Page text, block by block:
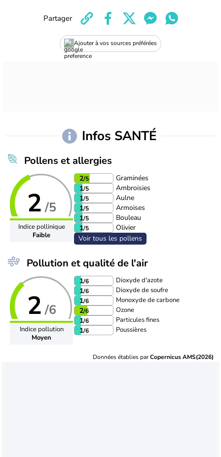
Ajouter à vos sources préférées
Partager
Infos SANTÉ
Pollens et allergies
2 /5
Indice pollinique
Faible
2/5
Graminées
1/5
Ambroisies
1/5
Aulne
1/5
Armoises
1/5
Bouleau
1/5
Olivier
Voir tous les pollens
Pollution et qualité de l'air
2 /6
Indice pollution
Moyen
1/6 Dioxyde d'azote
1/6 Dioxyde de soufre
1/6 Monoxyde de carbone
2/6 Ozone
1/6 Particules fines
1/6 Poussières
Données établies parCopernicus AMS(2026)